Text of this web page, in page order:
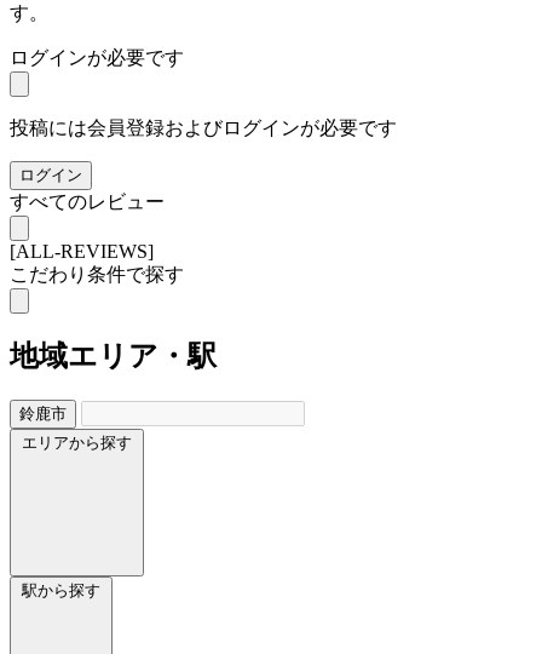
す。
ログインが必要です
投稿には会員登録およびログインが必要です
ログイン
すべてのレビュー
[ALL-REVIEWS]
こだわり条件で探す
地域エリア・駅
鈴鹿市
エリアから探す
駅から探す